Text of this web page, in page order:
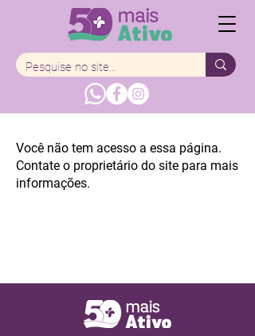
Você não tem acesso a essa página.
Contate o proprietário do site para mais
informações.